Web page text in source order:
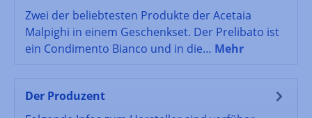
Zwei der beliebtesten Produkte der Acetaia
Malpighi in einem Geschenkset. Der Prelibato ist
ein Condimento Bianco und in die… Mehr
Der Produzent